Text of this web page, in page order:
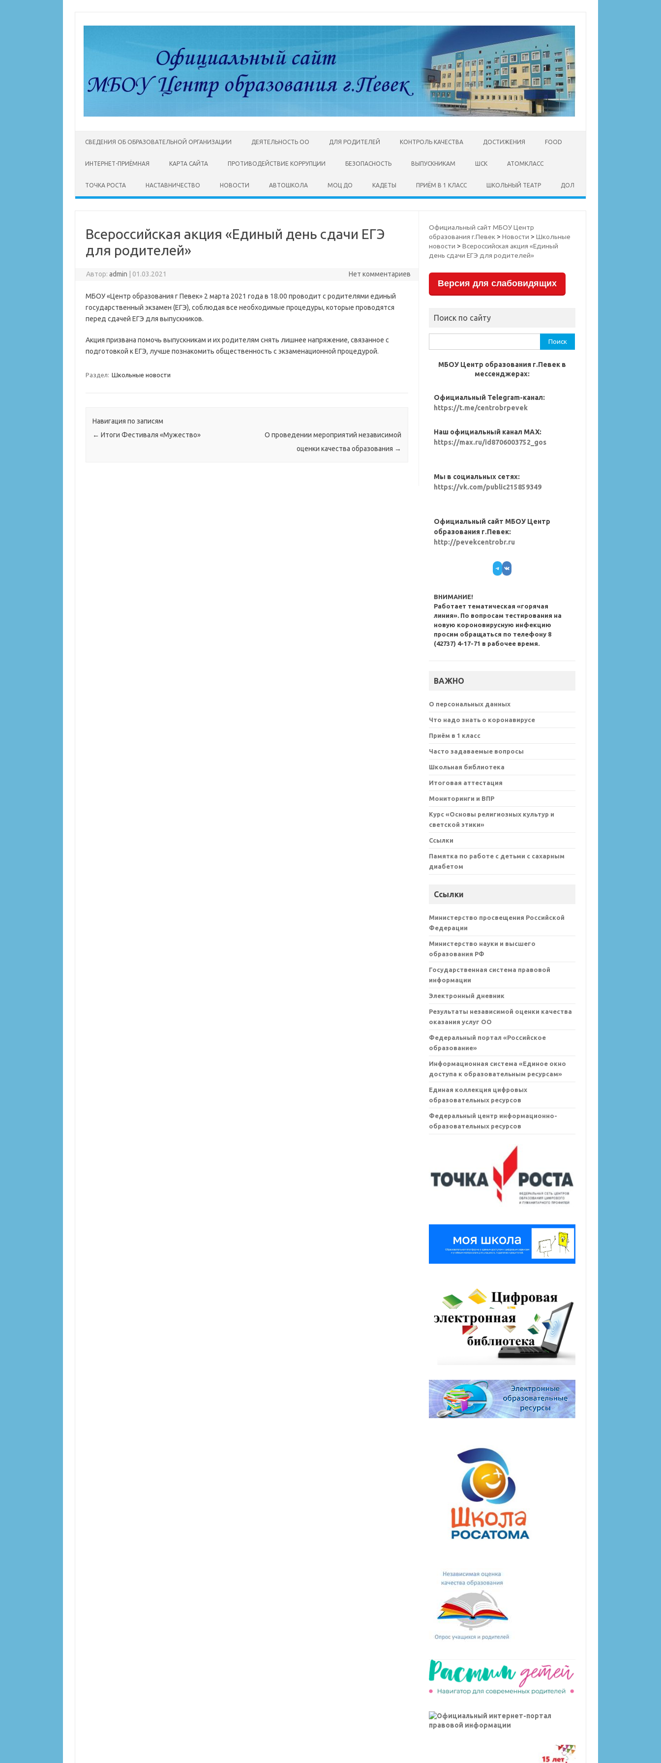
СВЕДЕНИЯ ОБ ОБРАЗОВАТЕЛЬНОЙ ОРГАНИЗАЦИИ ДЕЯТЕЛЬНОСТЬ ОО ДЛЯ РОДИТЕЛЕЙ КОНТРОЛЬ КАЧЕСТВА ДОСТИЖЕНИЯ FOOD
ИНТЕРНЕТ-ПРИЁМНАЯ КАРТА САЙТА ПРОТИВОДЕЙСТВИЕ КОРРУПЦИИ БЕЗОПАСНОСТЬ ВЫПУСКНИКАМ ШСК АТОМКЛАСС
ТОЧКА РОСТА НАСТАВНИЧЕСТВО НОВОСТИ АВТОШКОЛА МОЦ ДО КАДЕТЫ ПРИЁМ В 1 КЛАСС ШКОЛЬНЫЙ ТЕАТР ДОЛ
Всероссийская акция «Единый день сдачи ЕГЭ
для родителей»
Автор:admin 01.03.2021 Нет комментариев
МБОУ «Центр образования г Певек» 2 марта 2021 года в 18.00 проводит с родителями единый
государственный экзамен (ЕГЭ), соблюдая все необходимые процедуры, которые проводятся
перед сдачей ЕГЭ для выпускников.
Акция призвана помочь выпускникам и их родителям снять лишнее напряжение, связанное с
подготовкой к ЕГЭ, лучше познакомить общественность с экзаменационной процедурой.
Раздел: Школьные новости
Навигация по записям
← Итоги Фестиваля «Мужество»
О проведении мероприятий независимой
оценки качества образования →
Официальный сайт МБОУ Центр
образования г.Певек>Новости >Школьные
новости >Всероссийская акция «Единый
день сдачи ЕГЭ для родителей»
Версия для слабовидящих
Поиск по сайту
МБОУ Центр образования г.Певек в
мессенджерах:
Официальный Telegram-канал:
https://t.me/centrobrpevek
Наш официальный канал MAX:
https://max.ru/id8706003752_gos
Мы в социальных сетях:
https://vk.com/public215859349
Официальный сайт МБОУ Центр
образования г.Певек:
http://pevekcentrobr.ru
Telegram
VK
ВНИМАНИЕ!
Работает тематическая «горячая
линия». По вопросам тестирования на
новую короновирусную инфекцию
просим обращаться по телефону 8
(42737) 4-17-71 в рабочее время.
ВАЖНО
О персональных данных
Что надо знать о коронавирусе
Приём в 1 класс
Часто задаваемые вопросы
Школьная библиотека
Итоговая аттестация
Мониторинги и ВПР
Курс «Основы религиозных культур и
светской этики»
Ссылки
Памятка по работе с детьми с сахарным
диабетом
Ссылки
Министерство просвещения Российской
Федерации
Министерство науки и высшего
образования РФ
Государственная система правовой
информации
Электронный дневник
Результаты независимой оценки качества
оказания услуг ОО
Федеральный портал «Российское
образование»
Информационная система «Единое окно
доступа к образовательным ресурсам»
Единая коллекция цифровых
образовательных ресурсов
Федеральный центр информационно-
образовательных ресурсов